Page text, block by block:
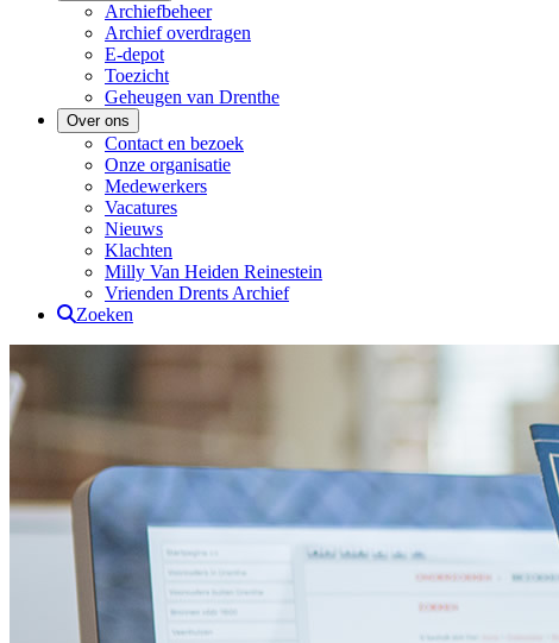
Archiefbeheer
Archief overdragen
E-depot
Toezicht
Geheugen van Drenthe
Over ons
Contact en bezoek
Onze organisatie
Medewerkers
Vacatures
Nieuws
Klachten
Milly Van Heiden Reinestein
Vrienden Drents Archief
Zoeken
Drents Archief